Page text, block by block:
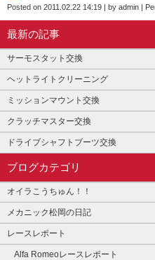
Posted on 2011.02.22 14:19 | by admin |
最新の記事
サーモスタット交換
ヘットライトクリーニング
ミッションマウント交換
クラッチマスター交換
ドライブシャフトブーツ交換
ブログカテゴリ
オイラこうちゅん！！
メカニック松岡の日記
レースレポート
Alfa Romeoレースレポート